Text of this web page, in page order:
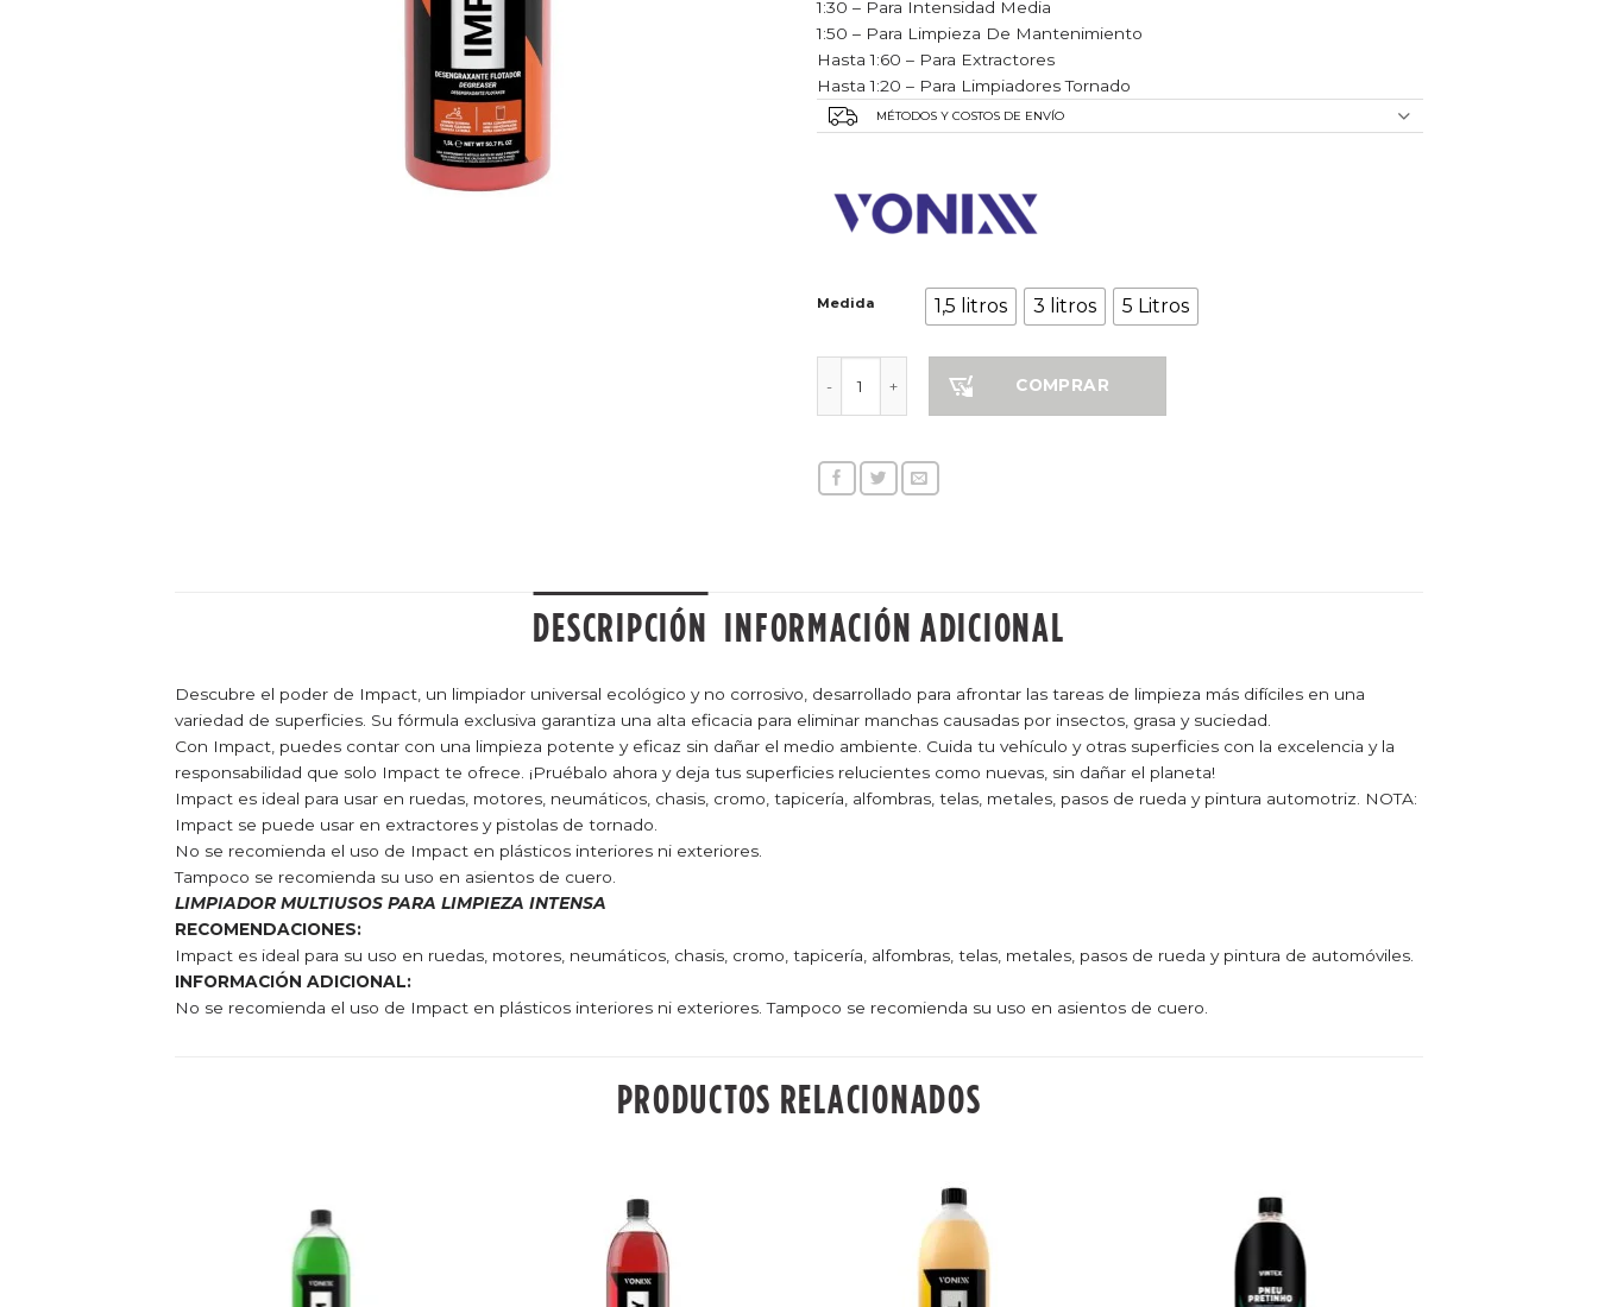
1:30 – Para Intensidad Media
1:50 – Para Limpieza De Mantenimiento
Hasta 1:60 – Para Extractores
Hasta 1:20 – Para Limpiadores Tornado
MÉTODOS Y COSTOS DE ENVÍO
Medida 1,5 litros 3 litros 5 Litros
COMPRAR
DESCRIPCIÓN INFORMACIÓN ADICIONAL
Descubre el poder de Impact, un limpiador universal ecológico y no corrosivo, desarrollado para afrontar las tareas de limpieza más difíciles en una
variedad de superficies. Su fórmula exclusiva garantiza una alta eficacia para eliminar manchas causadas por insectos, grasa y suciedad.
Con Impact, puedes contar con una limpieza potente y eficaz sin dañar el medio ambiente. Cuida tu vehículo y otras superficies con la excelencia y la
responsabilidad que solo Impact te ofrece. ¡Pruébalo ahora y deja tus superficies relucientes como nuevas, sin dañar el planeta!
Impact es ideal para usar en ruedas, motores, neumáticos, chasis, cromo, tapicería, alfombras, telas, metales, pasos de rueda y pintura automotriz. NOTA:
Impact se puede usar en extractores y pistolas de tornado.
No se recomienda el uso de Impact en plásticos interiores ni exteriores.
Tampoco se recomienda su uso en asientos de cuero.
LIMPIADOR MULTIUSOS PARA LIMPIEZA INTENSA
RECOMENDACIONES:
Impact es ideal para su uso en ruedas, motores, neumáticos, chasis, cromo, tapicería, alfombras, telas, metales, pasos de rueda y pintura de automóviles.
INFORMACIÓN ADICIONAL:
No se recomienda el uso de Impact en plásticos interiores ni exteriores. Tampoco se recomienda su uso en asientos de cuero.
PRODUCTOS RELACIONADOS